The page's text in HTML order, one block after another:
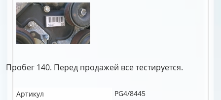
Пробег 140. Перед продажей все тестируется.
Артикул
PG4/8445